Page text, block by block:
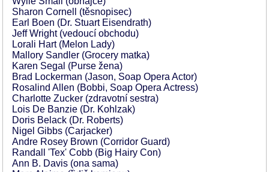
Sharon Cornell (těsnopisec)
Earl Boen (Dr. Stuart Eisendrath)
Jeff Wright (vedoucí obchodu)
Lorali Hart (Melon Lady)
Mallory Sandler (Grocery matka)
Karen Segal (Purse žena)
Brad Lockerman (Jason, Soap Opera Actor)
Rosalind Allen (Bobbi, Soap Opera Actress)
Charlotte Zucker (zdravotní sestra)
Lois De Banzie (Dr. Kohlzak)
Doris Belack (Dr. Roberts)
Nigel Gibbs (Carjacker)
Andre Rosey Brown (Corridor Guard)
Randall 'Tex' Cobb (Big Hairy Con)
Ann B. Davis (ona sama)